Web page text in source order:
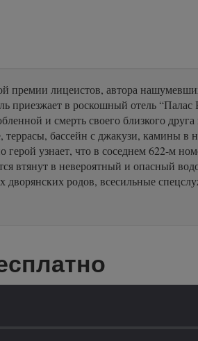
премии лицеистов, автора
в роскошный отель “Палас
и смерть своего близкого
бассейн с джакузи, камины в
узнает, что в соседнем 622-м
втянут в невероятный и опасный
родов, всесильные